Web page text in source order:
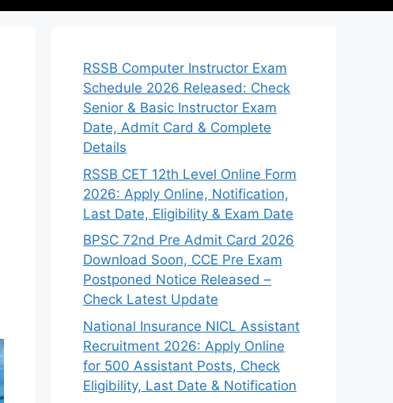
RSSB Computer Instructor Exam
Schedule 2026 Released: Check
Senior & Basic Instructor Exam
Date, Admit Card & Complete
Details
RSSB CET 12th Level Online Form
2026: Apply Online, Notification,
Last Date, Eligibility & Exam Date
BPSC 72nd Pre Admit Card 2026
Download Soon, CCE Pre Exam
Postponed Notice Released –
Check Latest Update
National Insurance NICL Assistant
Recruitment 2026: Apply Online
for 500 Assistant Posts, Check
Eligibility, Last Date & Notification